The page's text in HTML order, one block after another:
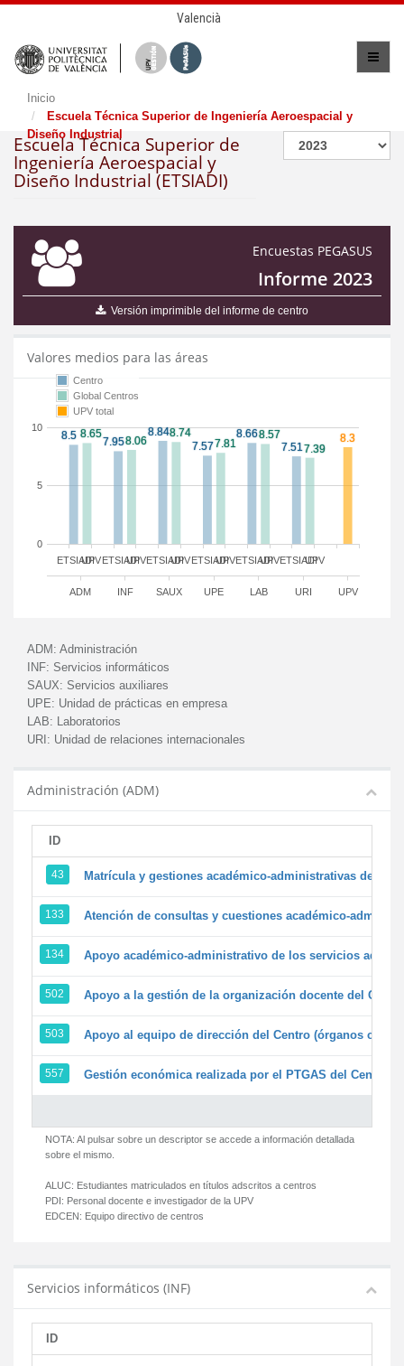
Valencià
Inicio
Escuela Técnica Superior de Ingeniería Aeroespacial y
Diseño Industrial
Escuela Técnica Superior de
Ingeniería Aeroespacial y
Diseño Industrial (ETSIADI)
Encuestas PEGASUS
Informe 2023
Versión imprimible del informe de centro
Valores medios para las áreas
ETSIADI ETSIADI ETSIADI ETSIADI ETSIADI ETSIADI
UPV UPV UPV UPV UPV UPV
ADM INF SAUX UPE LAB URI UPV
0
5
10
Centro
Global Centros
UPV total
ADM: Administración
INF: Servicios informáticos
SAUX: Servicios auxiliares
UPE: Unidad de prácticas en empresa
LAB: Laboratorios
URI: Unidad de relaciones internacionales
Administración (ADM)
ID
43 Matrícula y gestiones académico-administrativas de la
133 Atención de consultas y cuestiones académico-
134 Apoyo académico-administrativo de los servicios
502 Apoyo a la gestión de la organización docente del
503 Apoyo al equipo de dirección del Centro (órganos
557 Gestión económica realizada por el PTGAS del Centro
NOTA: Al pulsar sobre un descriptor se accede a información detallada
sobre el mismo.
ALUC: Estudiantes matriculados en títulos adscritos a centros
PDI: Personal docente e investigador de la UPV
EDCEN: Equipo directivo de centros
Servicios informáticos (INF)
ID